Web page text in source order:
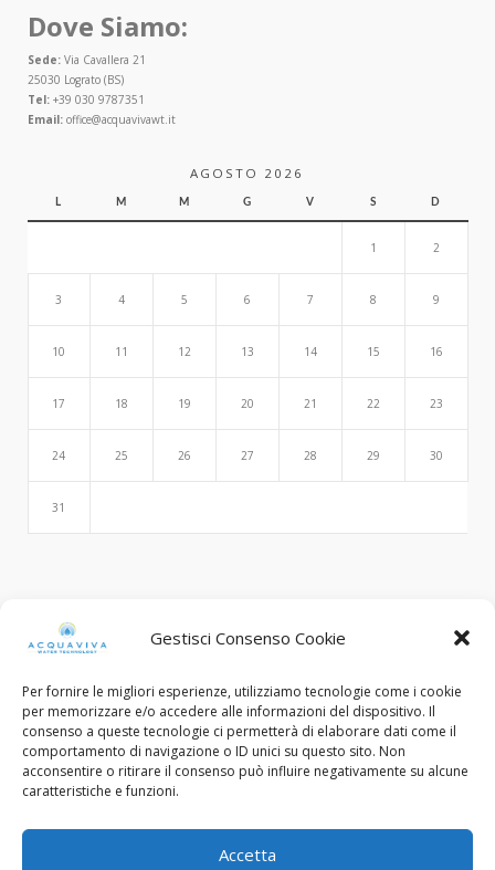
Gestisci Consenso Cookie
Per fornire le migliori esperienze, utilizziamo tecnologie come i cookie
per memorizzare e/o accedere alle informazioni del dispositivo. Il
consenso a queste tecnologie ci permetterà di elaborare dati come il
comportamento di navigazione o ID unici su questo sito. Non
acconsentire o ritirare il consenso può influire negativamente su alcune
caratteristiche e funzioni.
Accetta
Dove Siamo:
Sede:Via Cavallera 21
25030 Lograto (BS)
Tel:+39 030 9787351
Email:office@acquavivawt.it
AGOSTO 2026
L M M G V S D
1 2
3 4 5 6 7 8 9
10 11 12 13 14 15 16
17 18 19 20 21 22 23
24 25 26 27 28 29 30
31